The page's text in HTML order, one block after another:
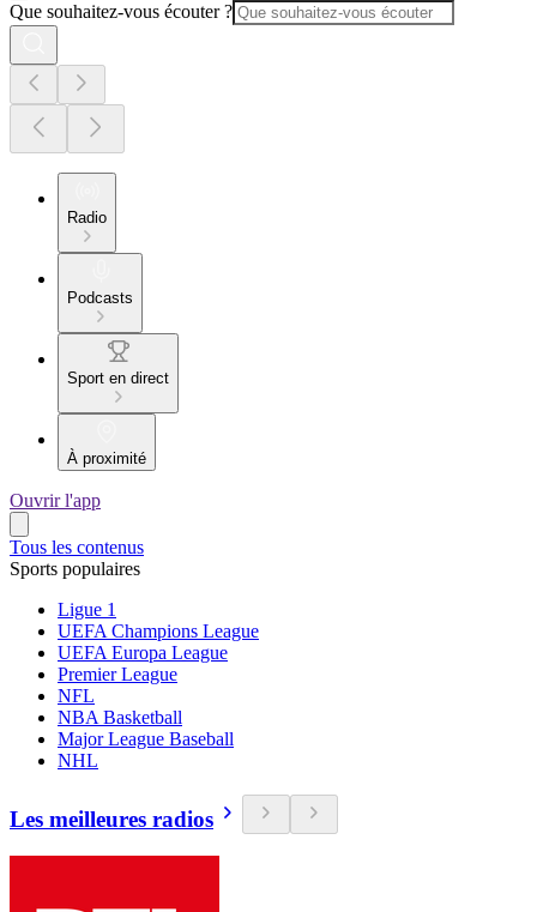
Que souhaitez-vous écouter ?
Radio
Podcasts
Sport en direct
À proximité
Ouvrir l'app
Tous les contenus
Sports populaires
Ligue 1
UEFA Champions League
UEFA Europa League
Premier League
NFL
NBA Basketball
Major League Baseball
NHL
Les meilleures radios